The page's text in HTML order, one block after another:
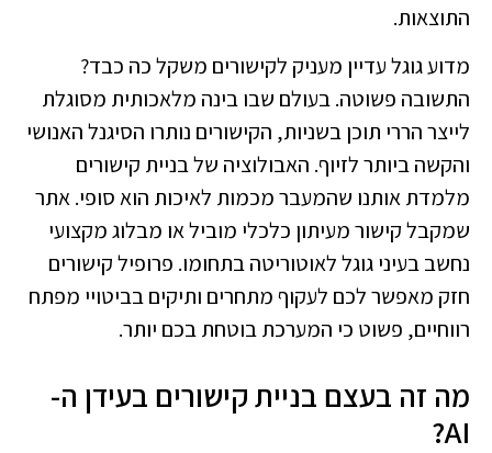
התוצאות.
מדוע גוגל עדיין מעניק לקישורים משקל כה כבד?
התשובה פשוטה. בעולם שבו בינה מלאכותית מסוגלת
לייצר הררי תוכן בשניות, הקישורים נותרו הסיגנל האנושי
והקשה ביותר לזיוף. האבולוציה של בניית קישורים
מלמדת אותנו שהמעבר מכמות לאיכות הוא סופי. אתר
שמקבל קישור מעיתון כלכלי מוביל או מבלוג מקצועי
נחשב בעיני גוגל לאוטוריטה בתחומו. פרופיל קישורים
חזק מאפשר לכם לעקוף מתחרים ותיקים בביטויי מפתח
רווחיים, פשוט כי המערכת בוטחת בכם יותר.
מה זה בעצם בניית קישורים בעידן ה-
AI?